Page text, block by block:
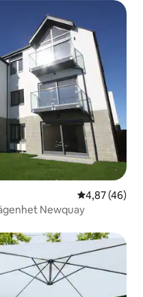
4,87 av 5 i
4,87 (46)
Newquay